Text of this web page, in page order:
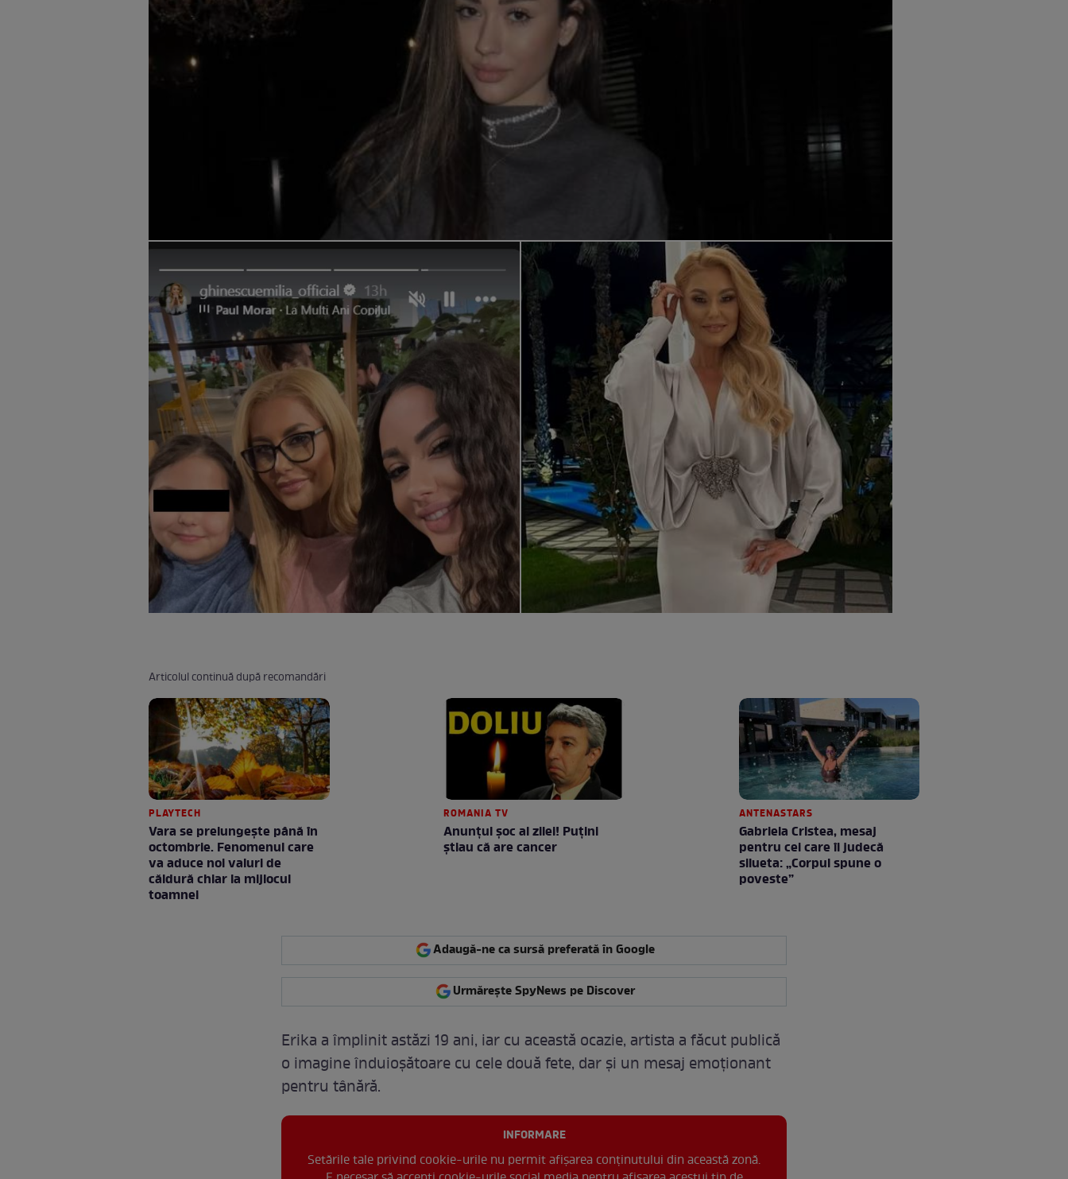
Articolul continuă după recomandări
PLAYTECH
Vara se prelungeşte până în
octombrie. Fenomenul care
va aduce noi valuri de
căldură chiar la mijlocul
toamnei
ROMANIA TV
Anunţul şoc al zilei! Puţini
ştiau că are cancer
ANTENASTARS
Gabriela Cristea, mesaj
pentru cei care îi judecă
silueta: „Corpul spune o
poveste”
Adaugă-ne ca sursă preferată în Google
Urmărește SpyNews pe Discover
Erika a împlinit astăzi 19 ani, iar cu această ocazie, artista a făcut publică
o imagine înduioșătoare cu cele două fete, dar și un mesaj emoționant
pentru tânără.
INFORMARE
Setările tale privind cookie-urile nu permit afișarea conținutului din această zonă.